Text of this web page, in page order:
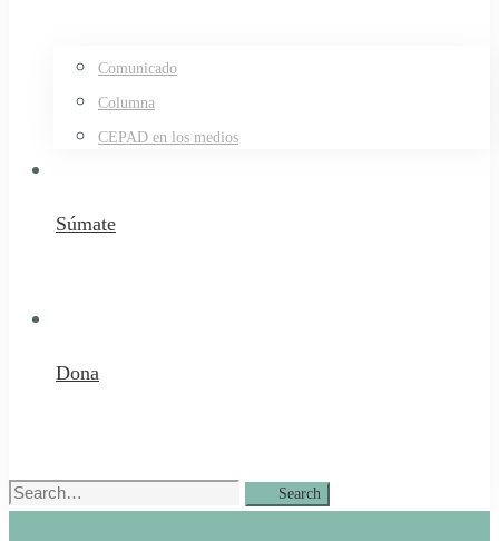
Comunicado
Columna
CEPAD en los medios
Súmate
Dona
Search
Search